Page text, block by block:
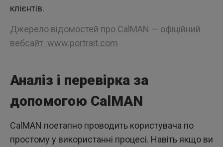
клієнтів.
Джерело відомостей про CalMAN — офіційний
вебсайт www.portrait.com
Аналіз і перевірка за
допомогою CalMAN
CalMAN поетапно проводить користувача по
простому у використанні процесі. Навіть якщо ви